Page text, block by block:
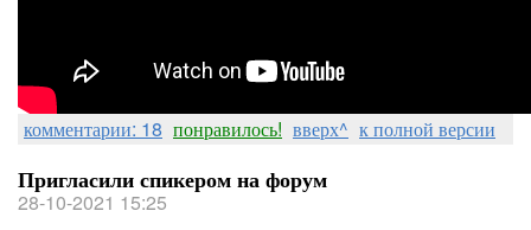
комментарии: 18 понравилось! вверх^ к полной версии
Пригласили спикером на форум
28-10-2021 15:25